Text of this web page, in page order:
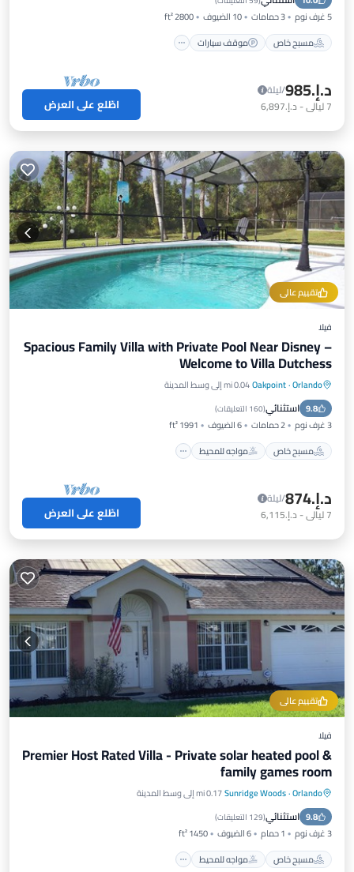
5 غرف نوم 3 حمامات 10 الضيوف
2800 ft²
مسبح خاص
موقف سيارات
د.إ.‏985
/ليلة
7ليالي- د.إ.‏6,897 اطّلع على العرض
تقييم عالي
فيلا
Spacious Family Villa with Private Pool Near Disney –
Welcome to Villa Dutchess
Orlando
·
Oakpoint0.04 mi إلى وسط المدينة
9.8 استثنائي(160 التعليقات )
3 غرف نوم 2 حمامات 6 الضيوف
1991 ft²
مسبح خاص
مواجه للمحيط
مسبح خاص مواجه للمحيط
مسبح
د.إ.‏874
/ليلة
7ليالي- د.إ.‏6,115 اطّلع على العرض
تقييم عالي
فيلا
Premier Host Rated Villa - Private solar heated pool &
family games room
Orlando
·
Sunridge Woods0.17 mi إلى وسط المدينة
9.8 استثنائي(129 التعليقات )
3 غرف نوم 1 حمام 6 الضيوف
1450 ft²
مسبح خاص
مواجه للمحيط
مسبح خاص مواجه للمحيط
مسبح